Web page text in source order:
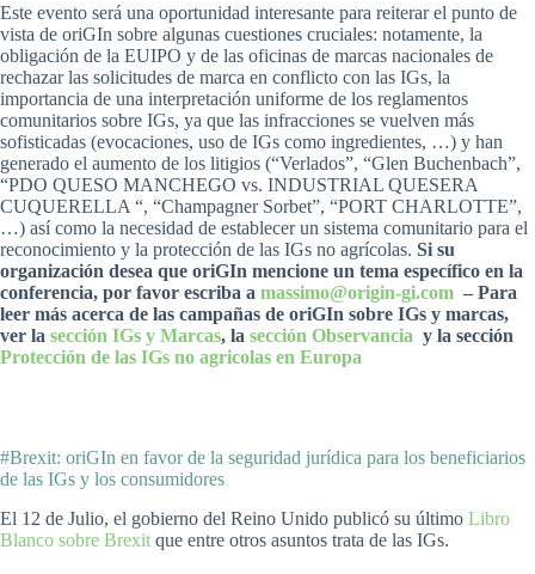
Este evento será una oportunidad interesante para reiterar el punto de
vista de oriGIn sobre algunas cuestiones cruciales: notamente, la
obligación de la EUIPO y de las oficinas de marcas nacionales de
rechazar las solicitudes de marca en conflicto con las IGs, la
importancia de una interpretación uniforme de los reglamentos
comunitarios sobre IGs, ya que las infracciones se vuelven más
sofisticadas (evocaciones, uso de IGs como ingredientes, …) y han
generado el aumento de los litigios (“Verlados”, “Glen Buchenbach”,
“PDO QUESO MANCHEGO vs. INDUSTRIAL QUESERA
CUQUERELLA “, “Champagner Sorbet”, “PORT CHARLOTTE”,
…) así como la necesidad de establecer un sistema comunitario para el
reconocimiento y la protección de las IGs no agrícolas. Si su
organización desea que oriGIn mencione un tema específico en la
conferencia, por favor escriba a massimo@origin-gi.com – Para
leer más acerca de las campañas de oriGIn sobre IGs y marcas,
ver la sección IGs y Marcas, la sección Observancia y la sección
Protección de las IGs no agricolas en Europa
#Brexit: oriGIn en favor de la seguridad jurídica para los beneficiarios
de las IGs y los consumidores
El 12 de Julio, el gobierno del Reino Unido publicó su último Libro
Blanco sobre Brexit que entre otros asuntos trata de las IGs.